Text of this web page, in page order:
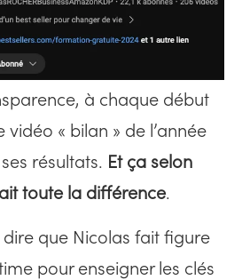
à chaque début
vidéo « bilan » de l’année
résultats. Et ça selon
toute la différence.
que Nicolas fait figure
pour enseigner les clés